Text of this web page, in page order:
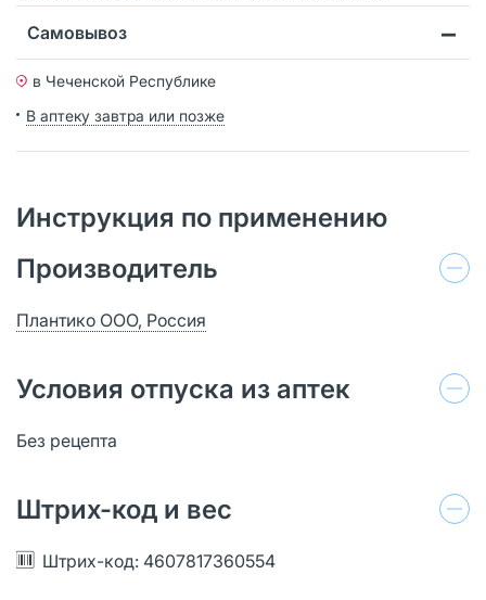
Самовывоз
в Чеченской Республике
В аптеку завтра или позже
Инструкция по применению
Производитель
Плантико ООО, Россия
Условия отпуска из аптек
Без рецепта
Штрих-код и вес
Штрих-код: 4607817360554